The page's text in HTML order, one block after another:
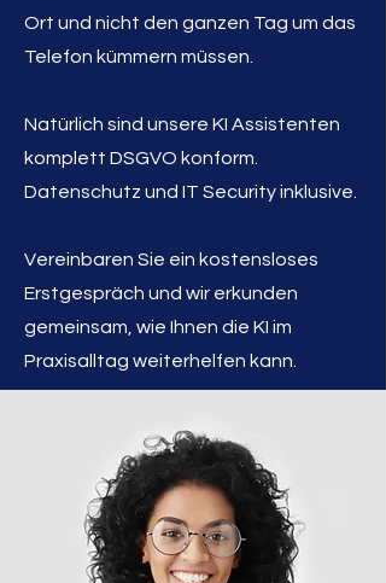
Ort und nicht den ganzen Tag um das
Telefon kümmern müssen.
Natürlich sind unsere KI Assistenten
komplett DSGVO konform
Datenschutz und IT Security inklusive.
Vereinbaren Sie ein kostensloses
Erstgespräch und wir erkunden
gemeinsam, wie Ihnen die KI im
Praxisalltag weiterhelfen kann.